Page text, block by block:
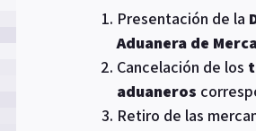
Presentación de la
Aduanera de
Cancelación de los
aduaneros
Retiro de las